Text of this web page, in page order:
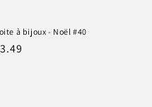
à bijoux - Noël #40